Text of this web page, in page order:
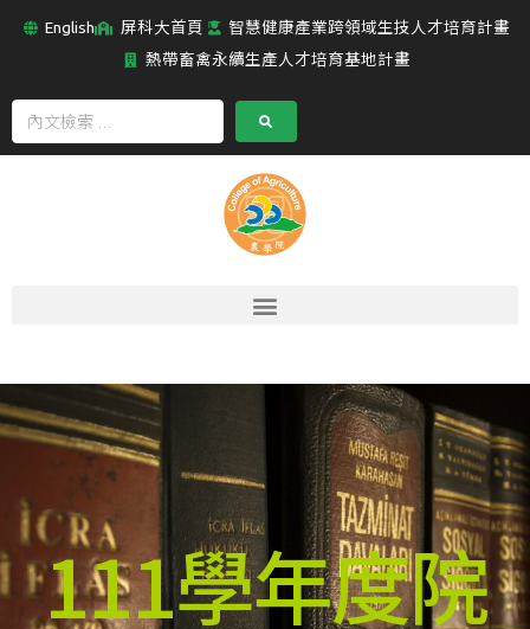
English 屏科大首頁
智慧健康產業跨領域生技人才培育計畫
熱帶畜禽永續生產人才培育基地計畫
111學年度院